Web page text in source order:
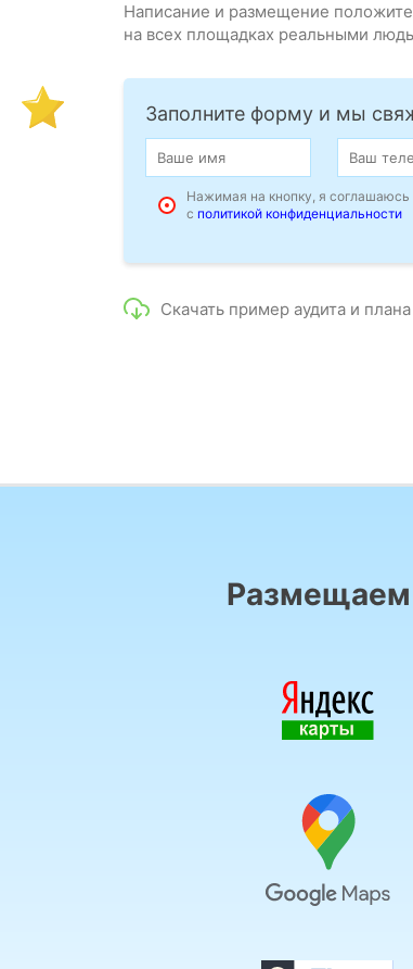
Написание и размещение
на всех площадках реальными
Заполните форму и мы
Нажимая на кнопку, я соглашаюсь
с политикой конфиденциальности
Скачать пример аудита и
Размещаем